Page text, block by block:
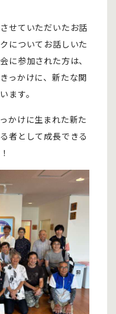
せていただいたお話
についてお話しいた
に参加された方は、
っかけに、新たな関
ます。
かけに生まれた新た
者として成長できる